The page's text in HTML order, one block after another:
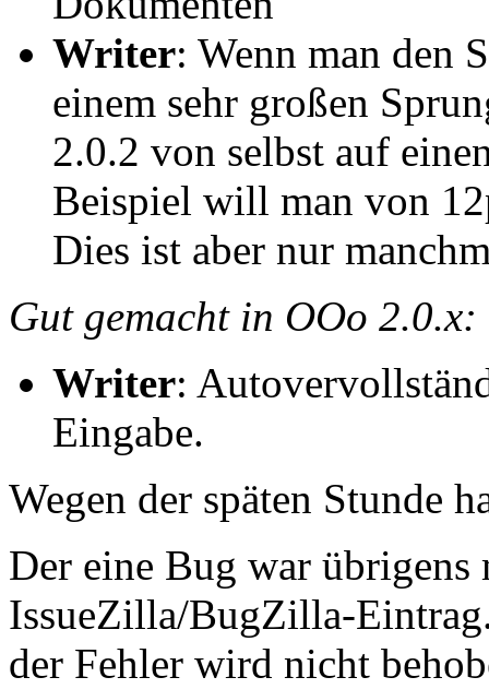
Writer: Wenn man den
einem sehr großen
2.0.2 von selbst auf
Beispiel will man von
Dies ist aber nur
Gut gemacht in OOo 2.0.x:
Writer:
Eingabe.
Wegen der späten Stunde
Der eine Bug war übrigens
IssueZilla/BugZilla-
der Fehler wird nicht